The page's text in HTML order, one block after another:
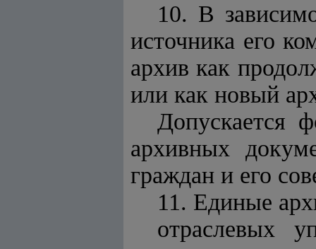
10. В
источника его
архив как
или как новый
Допускается
архивных
граждан и его
11. Единые
отраслевых